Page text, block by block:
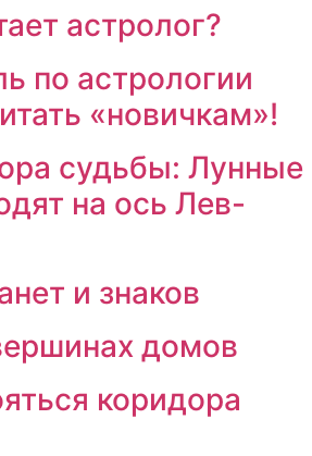
астролог?
по астрологии
«новичкам»!
судьбы: Лунные
на ось Лев-
и знаков
домов
коридора